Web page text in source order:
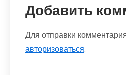
Добавить
Для отправки
авторизоваться.